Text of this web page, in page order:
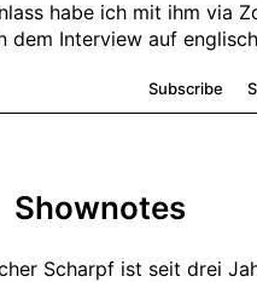
Shownotes
Scharpf ist seit drei